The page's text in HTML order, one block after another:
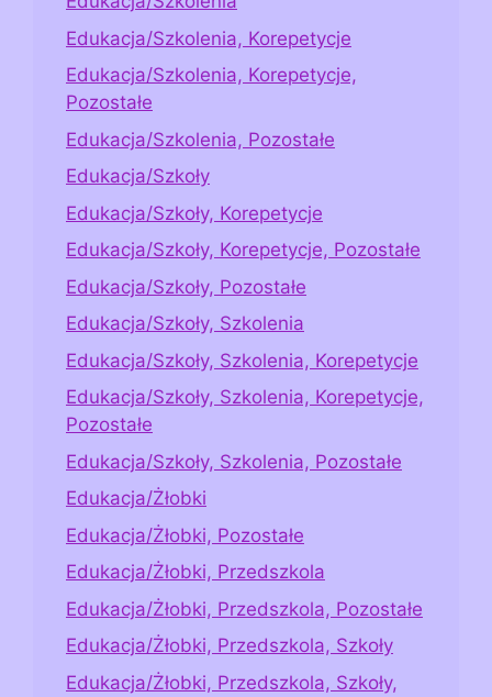
Edukacja/Szkolenia, Korepetycje
Edukacja/Szkolenia, Korepetycje,
Pozostałe
Edukacja/Szkolenia, Pozostałe
Edukacja/Szkoły
Edukacja/Szkoły, Korepetycje
Edukacja/Szkoły, Korepetycje, Pozostałe
Edukacja/Szkoły, Pozostałe
Edukacja/Szkoły, Szkolenia
Edukacja/Szkoły, Szkolenia, Korepetycje
Edukacja/Szkoły, Szkolenia, Korepetycje,
Pozostałe
Edukacja/Szkoły, Szkolenia, Pozostałe
Edukacja/Żłobki
Edukacja/Żłobki, Pozostałe
Edukacja/Żłobki, Przedszkola
Edukacja/Żłobki, Przedszkola, Pozostałe
Edukacja/Żłobki, Przedszkola, Szkoły
Edukacja/Żłobki, Przedszkola, Szkoły,